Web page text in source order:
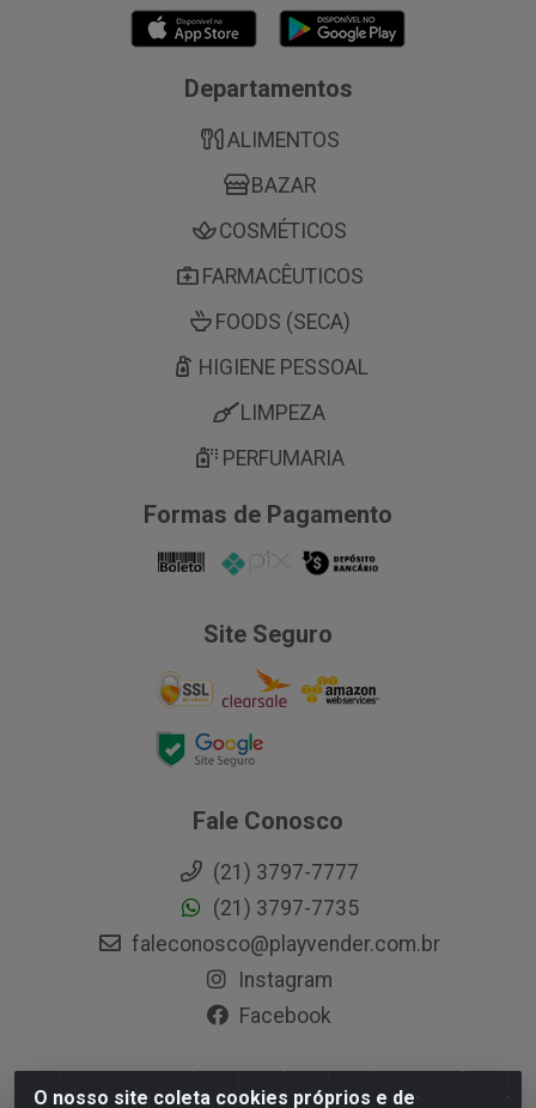
O nosso site coleta cookies próprios e de
Departamentos
ALIMENTOS
BAZAR
COSMÉTICOS
FARMACÊUTICOS
FOODS (SECA)
HIGIENE PESSOAL
LIMPEZA
PERFUMARIA
Formas de Pagamento
Site Seguro
Fale Conosco
(21) 3797-7777
(21) 3797-7735
faleconosco@playvender.com.br
Instagram
Facebook